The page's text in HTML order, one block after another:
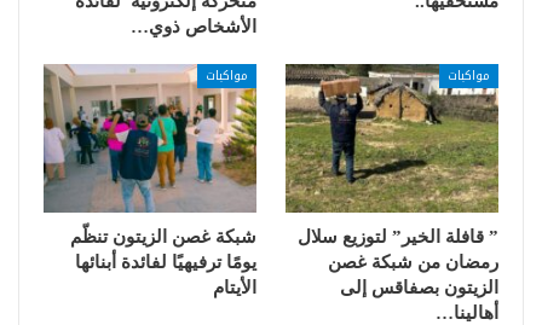
الأشخاص ذوي…
مواكبات
” قافلة الخير” لتوزيع سلال
رمضان من شبكة غصن
الزيتون بصفاقس إلى
أهالينا…
مواكبات
شبكة غصن الزيتون تنظّم
يومًا ترفيهيًا لفائدة أبنائها
الأيتام